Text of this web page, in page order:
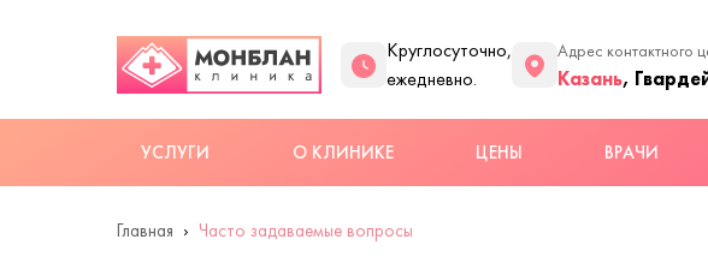
Круглосуточно,
ежедневно.
Адрес контактного
Казань,
УСЛУГИ О КЛИНИКЕ ЦЕНЫ ВРАЧИ
Главная Часто задаваемые вопросы